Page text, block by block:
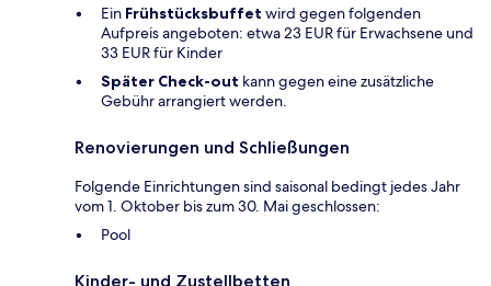
Ein Frühstücksbuffet wird gegen folgenden
Aufpreis angeboten: etwa 23 EUR für Erwachsene und
33 EUR für Kinder
Später Check-out kann gegen eine zusätzliche
Gebühr arrangiert werden.
Renovierungen und Schließungen
Folgende Einrichtungen sind saisonal bedingt jedes Jahr
vom 1. Oktober bis zum 30. Mai geschlossen:
Pool
Kinder- und Zustellbetten